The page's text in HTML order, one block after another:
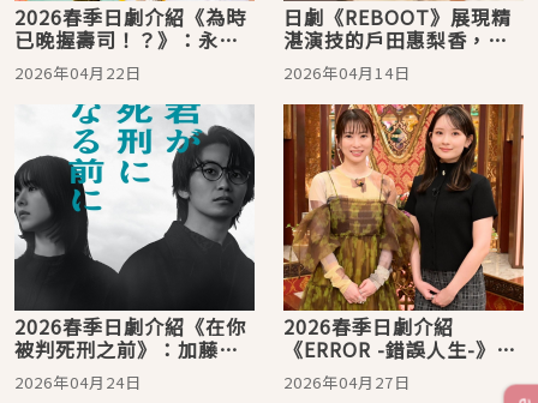
2026春季日劇介紹《為時
已晚握壽司！？》：永作
博美與松山研一共譜青春
勵志物語
2026年04月22日
日劇《REBOOT》展現精
湛演技的戶田惠梨香，來
回顧她的精彩作品吧！
2026年04月14日
2026春季日劇介紹《在你
被判死刑之前》：加藤清
史郎主演穿越時空的懸疑
劇！
2026年04月24日
2026春季日劇介紹
《ERROR -錯誤人生-》：
畑芽育、志田未來雙主
演，充滿禁忌的友情故事
2026年04月27日